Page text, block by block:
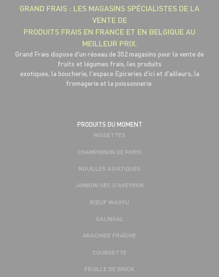
GRAND FRAIS : LES MAGASINS SPÉCIALISTES DE LA
VENTE DE
PRODUITS FRAIS EN FRANCE ET EN BELGIQUE AU
MEILLEUR PRIX.
Grand Frais dispose d'un réseau de 352 magasins pour la vente de
fruits et légumes frais, les produits
exotiques, la boucherie, l'espace Epiceries d'ici et d'ailleurs, la
fromagerie et la poissonnerie.
PRODUITS DU MOMENT
NOISETTES
CHAMPIGNON DE PARIS
NOUILLES ASIATIQUES
JAMBON SEC D'AVEYRON
BŒUF WAGYU
GALINGAL
ARACHIDE FRAÎCHE
COURGETTE
FEUILLE DE BRICK